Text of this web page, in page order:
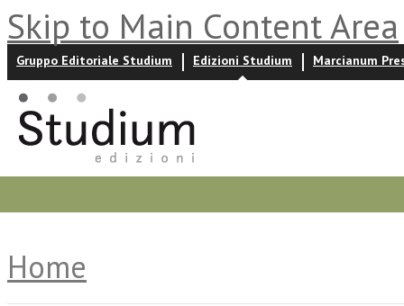
Skip to Main Content Area
Gruppo Editoriale Studium Edizioni Studium Marcianum
Home